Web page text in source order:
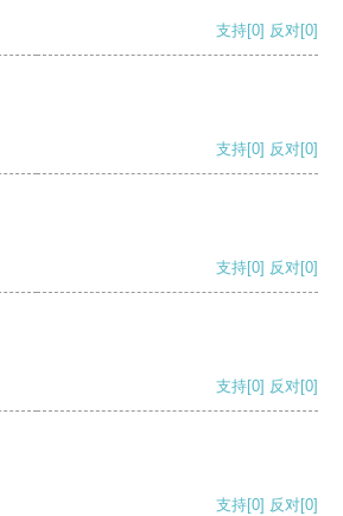
支持[0] 反对[0]
支持[0] 反对[0]
支持[0] 反对[0]
支持[0] 反对[0]
支持[0] 反对[0]